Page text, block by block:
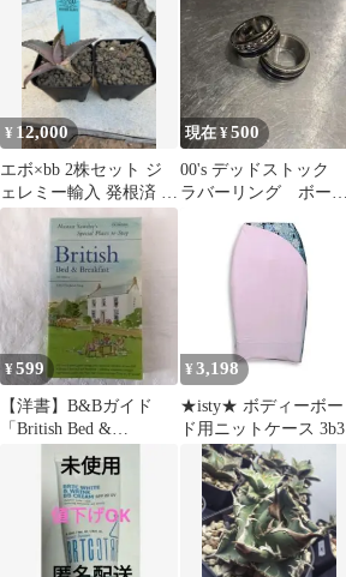
¥ 12,000
エボ×bb 2株セット ジ
ェレミー輸入 発根済 鉢
込 タグ付き
現在 ¥500
00's デッドストック
ラバーリング ボール
¥599
【洋書】B&Bガイド
「British Bed &
Breakfast」
¥ 3,198
★isty★ ボディーボー
ド用ニットケース 3b3